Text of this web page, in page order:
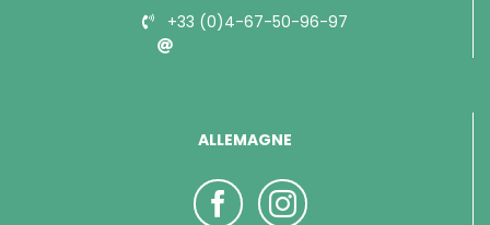
+33 (0)4-67-50-96-97
ALLEMAGNE